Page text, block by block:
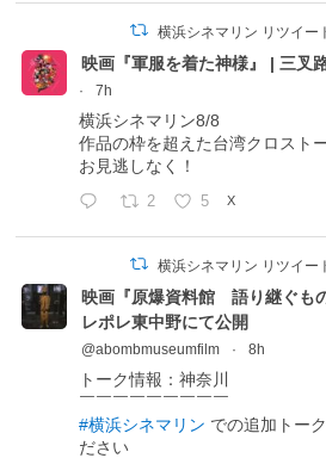
横浜シネマリン リツイー
映画『軍服を着た神様』 | 三叉
·
7h
横浜シネマリン8/8
作品の枠を超えた台湾クロスト
お見逃しなく！
2 5 X
横浜シネマリン リツイー
映画『原爆資料館 語り継ぐも
レポレ東中野にて公開
@abombmuseumfilm · 8h
トーク情報：神奈川
￣￣￣￣￣￣￣￣￣
#横浜シネマリン での追加トー
ださい